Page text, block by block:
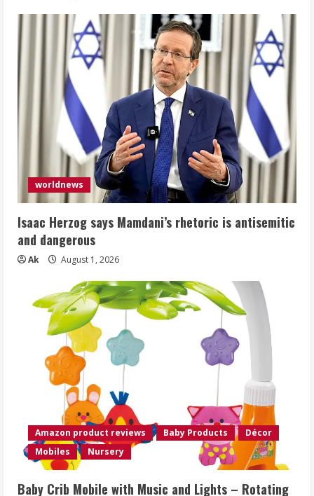
worldnews
Isaac Herzog says Mamdani’s rhetoric is antisemitic
and dangerous
Ak August 1, 2026
Amazon product reviews Baby Products
Décor
Mobiles
Nursery
Baby Crib Mobile with Music and Lights – Rotating